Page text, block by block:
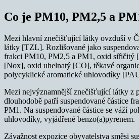
Co je PM10, PM2,5 a
Mezi hlavní znečišťující látky ovzduší v
látky [TZL]. Rozlišované jako
frakci PM10, PM2,5 a PM1, oxid siřičitý
[Nox], oxid uhelnatý [CO], těkavé
polycyklické aromatické uhlovodíky
Mezi nejvýznamnější znečišťující látky z
dlouhodobě patří suspendované částice
PM1. Na suspendované částice se váží
uhlovodíky, vyjádřené benzo(a)pyrenem.
Závažnost expozice obyvatelstva směsi